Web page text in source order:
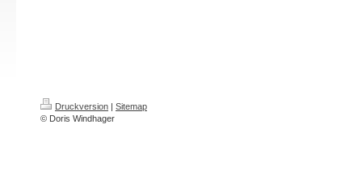
Druckversion | Sitemap
© Doris Windhager